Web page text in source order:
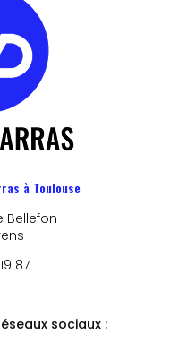
à Toulouse
Bellefon
87
sociaux :